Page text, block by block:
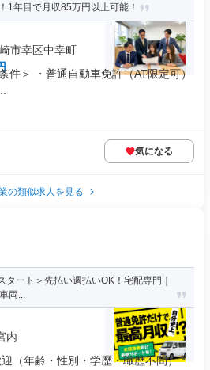
1年目で月収85万円以上可能！
市幸区中幸町
件＞ ・普通自動車免許（AT限定可）
気になる
の類似求人を見る
ート＞先払い週払いOK！宅配専門｜
両...
内
（年齢・性別・学歴・職歴不問） *